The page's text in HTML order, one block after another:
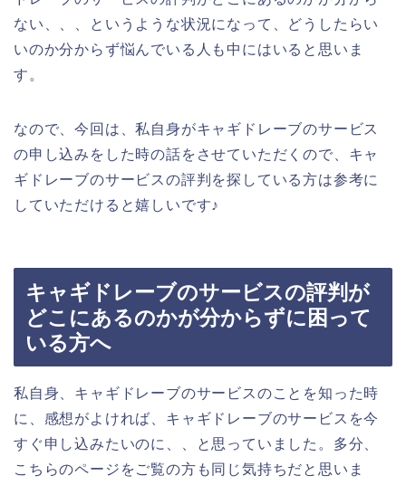
ない、、、というような状況になって、どうしたらい
いのか分からず悩んでいる人も中にはいると思いま
す。
なので、今回は、私自身がキャギドレーブのサービス
の申し込みをした時の話をさせていただくので、キャ
ギドレーブのサービスの評判を探している方は参考に
していただけると嬉しいです♪
キャギドレーブのサービスの評判が
どこにあるのかが分からずに困って
いる方へ
私自身、キャギドレーブのサービスのことを知った時
に、感想がよければ、キャギドレーブのサービスを今
すぐ申し込みたいのに、、と思っていました。多分、
こちらのページをご覧の方も同じ気持ちだと思いま